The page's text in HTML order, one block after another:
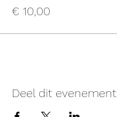
€ 10,00
Deel dit evenement